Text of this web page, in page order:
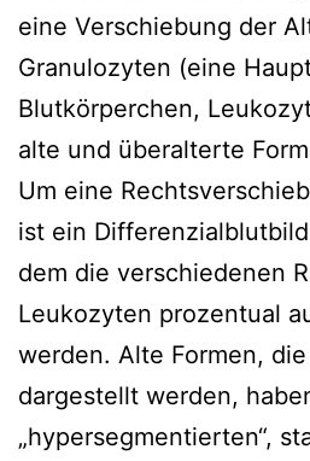
Verweise
eine Verschiebung der
Granulozyten (eine
Blutkörperchen,
alte und überalterte
Um eine
ist ein
dem die verschiedenen
Leukozyten prozentual
werden. Alte Formen, die
dargestellt werden,
„hypersegmentierten“,